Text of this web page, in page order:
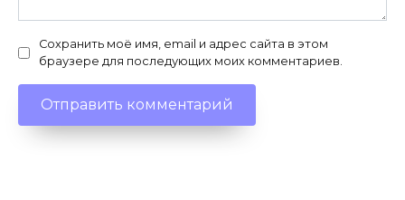
Сохранить моё имя, email и адрес сайта в этом
браузере для последующих моих комментариев.